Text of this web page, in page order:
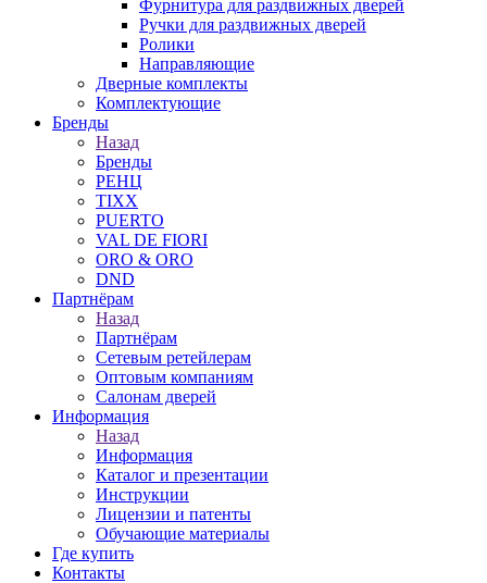
Фурнитура для раздвижных дверей
Ручки для раздвижных дверей
Ролики
Направляющие
Дверные комплекты
Комплектующие
Бренды
Назад
Бренды
РЕНЦ
TIXX
PUERTO
VAL DE FIORI
ORO & ORO
DND
Партнёрам
Назад
Партнёрам
Сетевым ретейлерам
Оптовым компаниям
Салонам дверей
Информация
Назад
Информация
Каталог и презентации
Инструкции
Лицензии и патенты
Обучающие материалы
Где купить
Контакты